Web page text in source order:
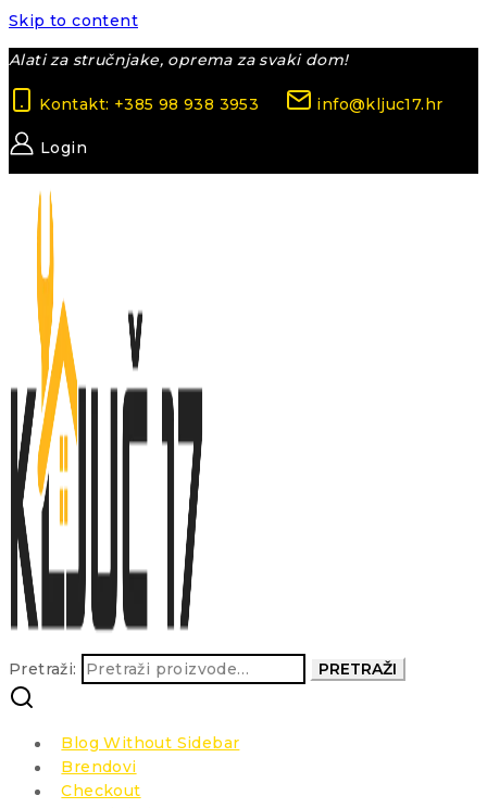
Skip to content
Alati za stručnjake, oprema za svaki dom!
Kontakt: +385 98 938 3953 info@kljuc17.hr
Login
Pretraži: PRETRAŽI
Blog Without Sidebar
Brendovi
Checkout